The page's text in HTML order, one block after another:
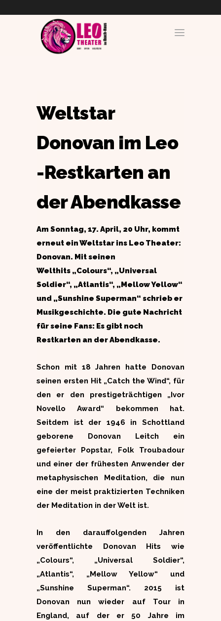
Weltstar
Donovan im Leo
-Restkarten an
der Abendkasse
Am Sonntag, 17. April, 20 Uhr, kommt
erneut ein Weltstar ins Leo Theater:
Donovan. Mit seinen
Welthits „Colours“, „Universal
Soldier“, „Atlantis“, „Mellow Yellow“
und „Sunshine Superman“ schrieb er
Musikgeschichte. Die gute Nachricht
für seine Fans: Es gibt noch
Restkarten an der Abendkasse.
Schon mit 18 Jahren hatte Donovan
seinen ersten Hit „Catch the Wind“, für
den er den prestigeträchtigen „Ivor
Novello Award“ bekommen hat.
Seitdem ist der 1946 in Schottland
geborene Donovan Leitch ein
gefeierter Popstar, Folk Troubadour
und einer der frühesten Anwender der
metaphysischen Meditation, die nun
eine der meist praktizierten Techniken
der Meditation in der Welt ist.
In den darauffolgenden Jahren
veröffentlichte Donovan Hits wie
„Colours“, „Universal Soldier“,
„Atlantis“, „Mellow Yellow“ und
„Sunshine Superman“. 2015 ist
Donovan nun wieder auf Tour in
England, auf der er 50 Jahre im